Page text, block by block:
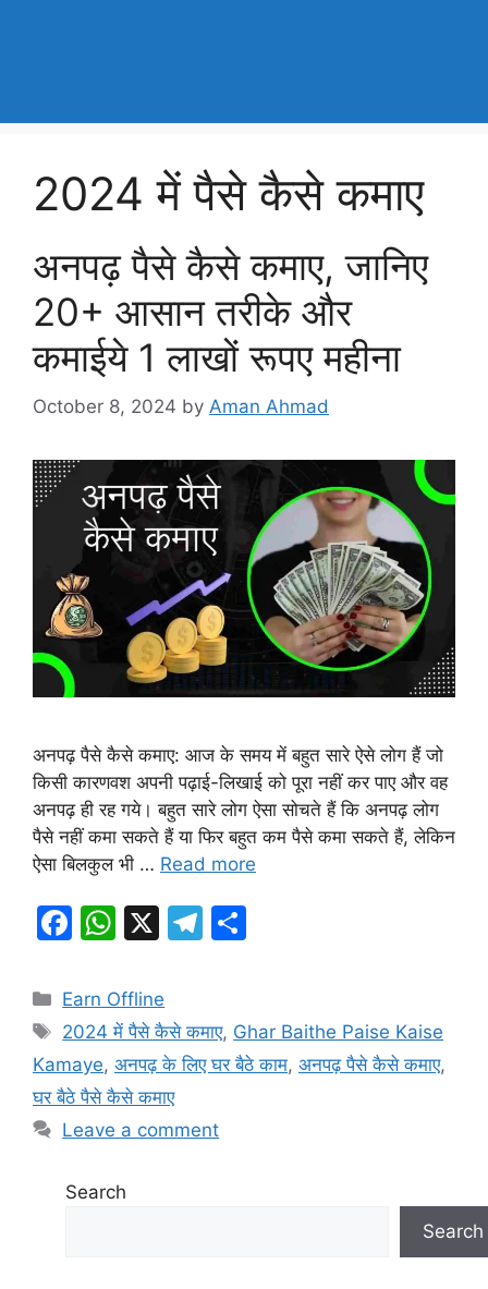
2024 में पैसे कैसे कमाए
अनपढ़ पैसे कैसे कमाए, जानिए
20+ आसान तरीके और
कमाईये 1 लाखों रूपए महीना
October 8, 2024 by Aman Ahmad
अनपढ़ पैसे कैसे कमाए: आज के समय में बहुत सारे ऐसे लोग हैं जो
किसी कारणवश अपनी पढ़ाई-लिखाई को पूरा नहीं कर पाए और वह
अनपढ़ ही रह गये। बहुत सारे लोग ऐसा सोचते हैं कि अनपढ़ लोग
पैसे नहीं कमा सकते हैं या फिर बहुत कम पैसे कमा सकते हैं, लेकिन
ऐसा बिलकुल भी … Read more
F
c
e
b
o
o
W
at
s
A
p
p
X
T
gr
a
e
Categories
Earn Offline
Tags
2024 में पैसे कैसे कमाए, Ghar Baithe Paise Kaise
Kamaye, अनपढ़ के लिए घर बैठे काम, अनपढ़ पैसे कैसे कमाए,
घर बैठे पैसे कैसे कमाए
Leave a comment
Search
Search